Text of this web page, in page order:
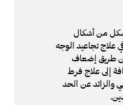
من أشكال
علاج تجاعيد الوجه
عن طريق إضعاف
إلى علاج فرط
والزائد عن الحد